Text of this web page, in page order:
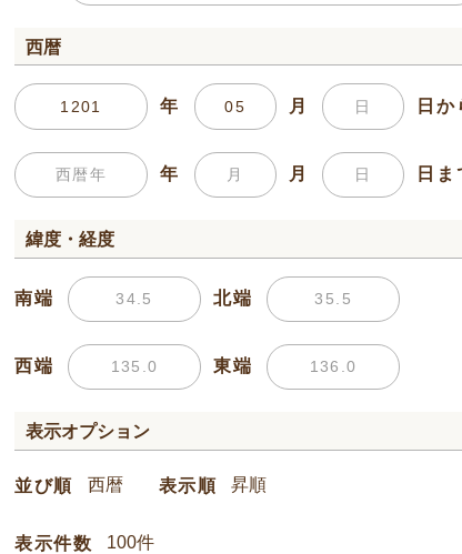
西暦
年 月 日か
年 月 日ま
緯度・経度
南端 北端
西端 東端
表示オプション
並び順 表示順
表示件数